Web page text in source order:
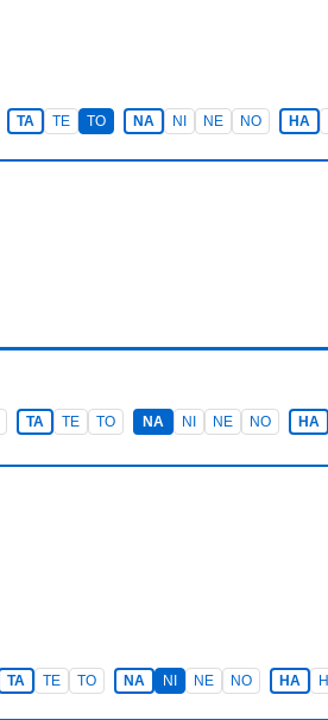
TA TE TO NA NI NE NO HA
TA TE TO NA NI NE NO HA
TA TE TO NA NI NE NO HA HI